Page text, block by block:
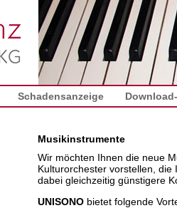
Schadensanzeige
Musikinstrumente
Wir möchten Ihnen die neue
Kulturorchester vorstellen, die
dabei gleichzeitig günstigere
UNISONO bietet folgende